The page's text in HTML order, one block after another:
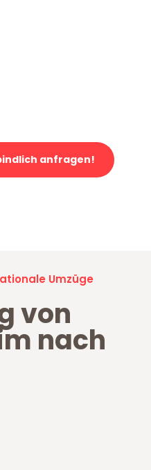
anfragen!
Umzüge
von
nach